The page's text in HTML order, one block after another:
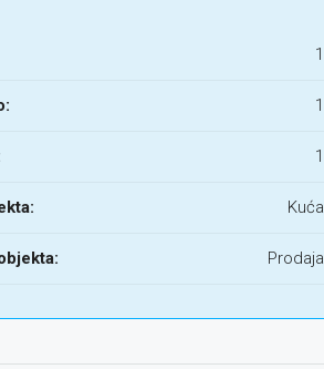
1
1
1
Kuća
Prodaja